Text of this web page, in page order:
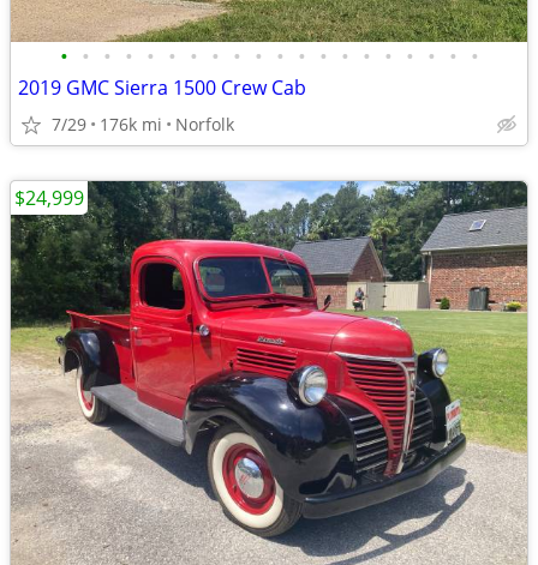
• • • • • • • • • • • • • • • • • • • •
2019 GMC Sierra 1500 Crew Cab
7/29 176k mi Norfolk
$24,999